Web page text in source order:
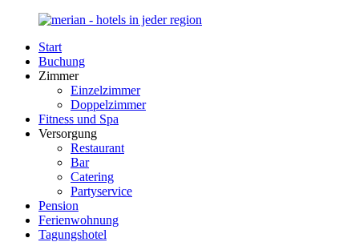
Zurück
Inhalt
Merian-
Hotel.de
Portal
Unterkunft
Deutschland
Start
Buchung
Zimmer
Einzelzimmer
Doppelzimmer
Fitness und Spa
Versorgung
Restaurant
Bar
Catering
Partyservice
Pension
Ferienwohnung
Tagungshotel